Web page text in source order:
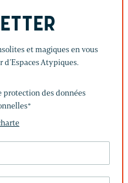
et magiques en vous
Atypiques.
protection des données
*